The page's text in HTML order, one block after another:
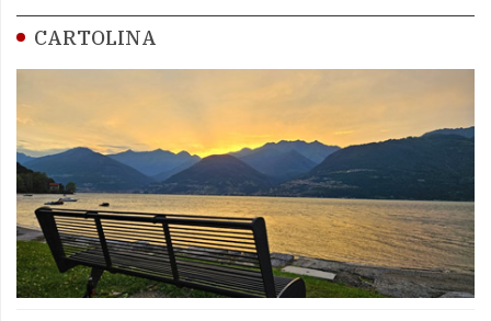
CARTOLINA